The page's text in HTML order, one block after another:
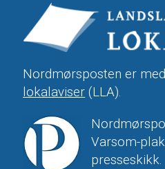
Nordmørsposten er
lokalaviser (LLA).
Varsom-
presseskikk.